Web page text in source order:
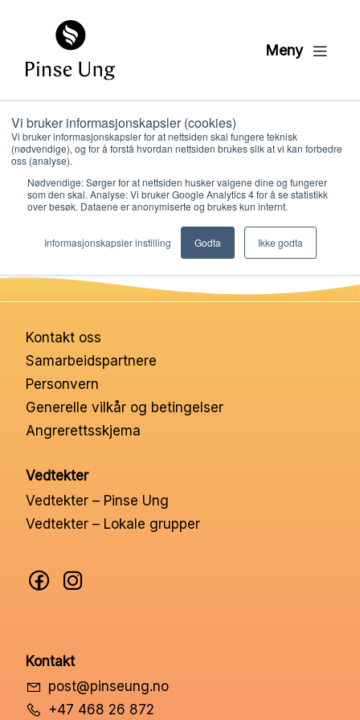
Vi bruker informasjonskapsler (cookies)
Vi bruker informasjonskapsler for at nettsiden skal fungere teknisk
(nødvendige), og for å forstå hvordan nettsiden brukes slik at vi kan forbedre
oss (analyse).
Nødvendige: Sørger for at nettsiden husker valgene dine og fungerer
som den skal. Analyse: Vi bruker Google Analytics 4 for å se statistikk
over besøk. Dataene er anonymiserte og brukes kun internt.
Informasjonskapsler instilling Godta Ikke godta
Meny
05 Taushetserklaering
PER KRISTIAN LØVE
PUBLISERT16. OKTOBER 2024
Kontakt oss
Samarbeidspartnere
Personvern
Generelle vilkår og betingelser
Angrerettsskjema
Vedtekter
Vedtekter – Pinse Ung
Vedtekter – Lokale grupper
Kontakt
post@pinseung.no
+47 468 26 872
Hva vi gjør
Ressurser
Nettbutikk
Kontakt oss
Medlemssystem
Min konto